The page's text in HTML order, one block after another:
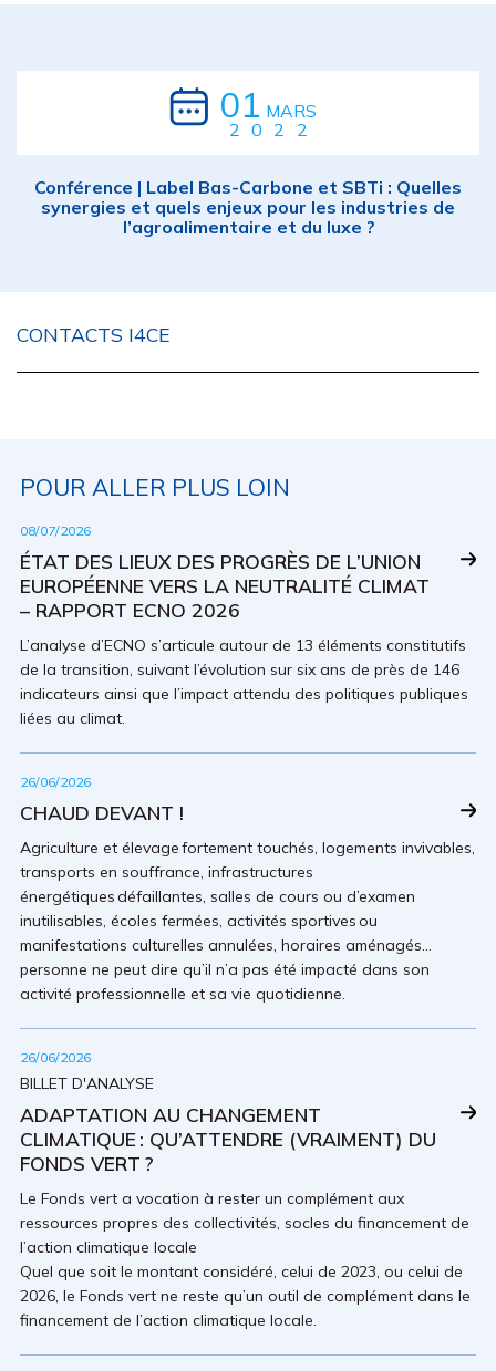
01 MARS
2022
Conférence | Label Bas-Carbone et SBTi : Quelles
synergies et quels enjeux pour les industries de
l’agroalimentaire et du luxe ?
CONTACTS I4CE
POUR ALLER PLUS LOIN
08/07/2026
ÉTAT DES LIEUX DES PROGRÈS DE L’UNION
EUROPÉENNE VERS LA NEUTRALITÉ CLIMAT
– RAPPORT ECNO 2026
L’analyse d’ECNO s’articule autour de 13 éléments constitutifs
de la transition, suivant l’évolution sur six ans de près de 146
indicateurs ainsi que l’impact attendu des politiques publiques
liées au climat.
26/06/2026
CHAUD DEVANT !
Agriculture et élevage fortement touchés, logements invivables,
transports en souffrance, infrastructures
énergétiques défaillantes, salles de cours ou d’examen
inutilisables, écoles fermées, activités sportives ou
manifestations culturelles annulées, horaires aménagés…
personne ne peut dire qu’il n’a pas été impacté dans son
activité professionnelle et sa vie quotidienne.
26/06/2026
BILLET D'ANALYSE
ADAPTATION AU CHANGEMENT
CLIMATIQUE : QU’ATTENDRE (VRAIMENT) DU
FONDS VERT ?
Le Fonds vert a vocation à rester un complément aux
ressources propres des collectivités, socles du financement de
l’action climatique locale
Quel que soit le montant considéré, celui de 2023, ou celui de
2026, le Fonds vert ne reste qu’un outil de complément dans le
financement de l’action climatique locale.